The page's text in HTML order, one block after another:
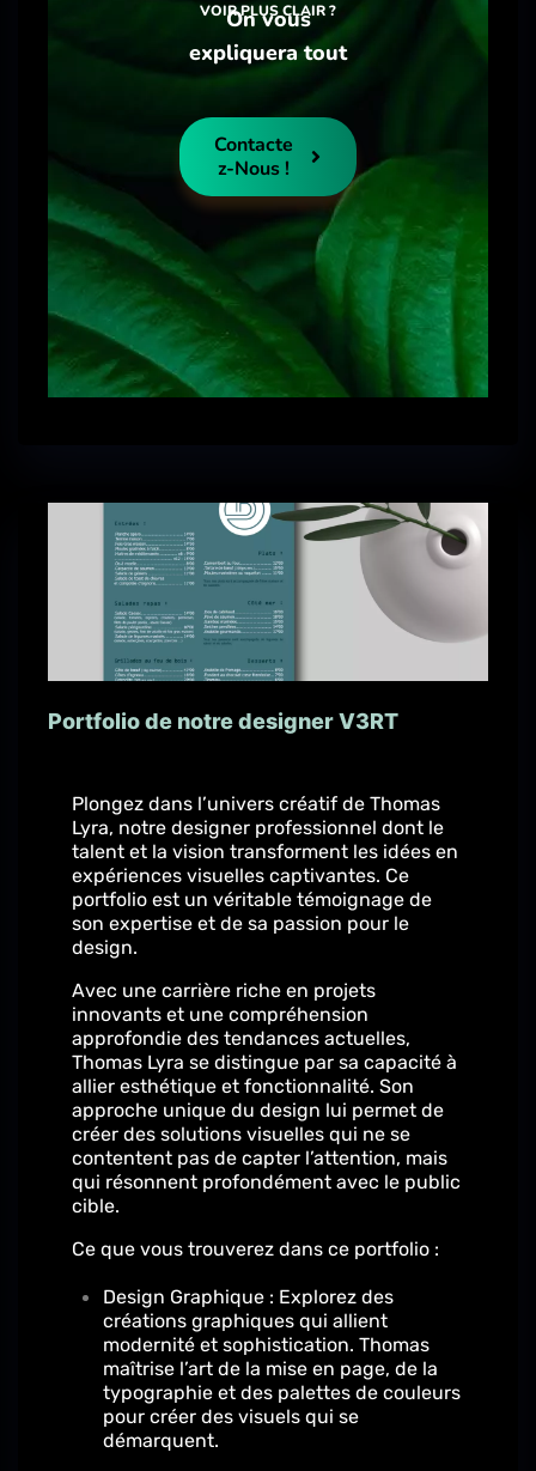
VOIR PLUS CLAIR ?
On vous
expliquera tout
Contacte
Z-Nous !
Portfolio de notre designer V3RT
Plongez dans l’univers créatif de Thomas
Lyra, notre designer professionnel dont le
talent et la vision transforment les idées en
expériences visuelles captivantes. Ce
portfolio est un véritable témoignage de
son expertise et de sa passion pour le
design.
Avec une carrière riche en projets
innovants et une compréhension
approfondie des tendances actuelles,
Thomas Lyra se distingue par sa capacité à
allier esthétique et fonctionnalité. Son
approche unique du design lui permet de
créer des solutions visuelles qui ne se
contentent pas de capter l’attention, mais
qui résonnent profondément avec le public
cible.
Ce que vous trouverez dans ce portfolio :
Design Graphique : Explorez des
créations graphiques qui allient
modernité et sophistication. Thomas
maîtrise l’art de la mise en page, de la
typographie et des palettes de couleurs
pour créer des visuels qui se
démarquent.